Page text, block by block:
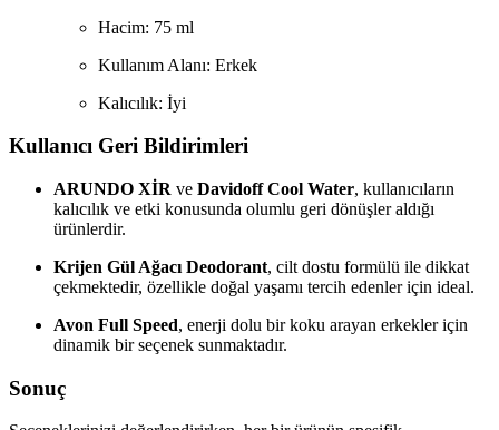
Hacim: 75 ml
Kullanım Alanı: Erkek
Kalıcılık: İyi
Kullanıcı Geri Bildirimleri
ARUNDO XİR ve Davidoff Cool Water, kullanıcıların
kalıcılık ve etki konusunda olumlu geri dönüşler aldığı
ürünlerdir.
Krijen Gül Ağacı Deodorant, cilt dostu formülü ile dikkat
çekmektedir, özellikle doğal yaşamı tercih edenler için ideal.
Avon Full Speed, enerji dolu bir koku arayan erkekler için
dinamik bir seçenek sunmaktadır.
Sonuç